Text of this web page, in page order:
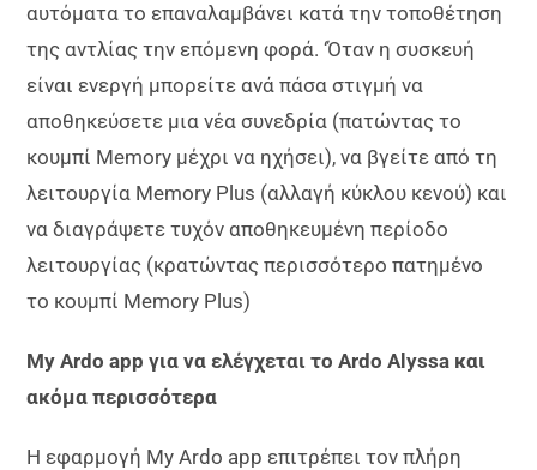
αυτόματα το επαναλαμβάνει κατά την τοποθέτηση
της αντλίας την επόμενη φορά. ‘Όταν η συσκευή
είναι ενεργή μπορείτε ανά πάσα στιγμή να
αποθηκεύσετε μια νέα συνεδρία (πατώντας το
κουμπί Memory μέχρι να ηχήσει), να βγείτε από τη
λειτουργία Memory Plus (αλλαγή κύκλου κενού) και
να διαγράψετε τυχόν αποθηκευμένη περίοδο
λειτουργίας (κρατώντας περισσότερο πατημένο
το κουμπί Memory Plus)
My Ardo app για να ελέγχεται το Ardo Alyssa και
ακόμα περισσότερα
Η εφαρμογή My Ardo app επιτρέπει τον πλήρη